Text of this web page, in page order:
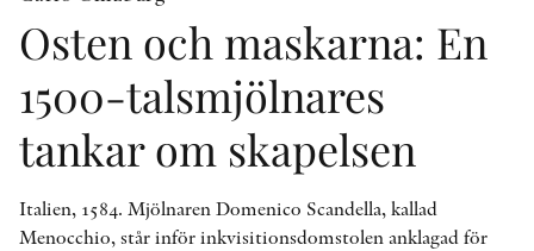
Osten och maskarna: En
1500-talsmjölnares
tankar om skapelsen
Italien, 1584. Mjölnaren Domenico Scandella, kallad
Menocchio, står inför inkvisitionsdomstolen anklagad för